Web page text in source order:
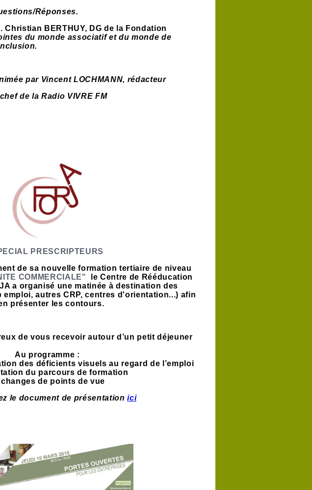
Réponses.
Christian BERTHUY, DG de la Fondation
du monde associatif et du monde de
par Vincent LOCHMANN, rédacteur
de la Radio VIVRE FM
PRESCRIPTEURS
de sa nouvelle formation tertiaire de niveau
COMMERCIALE"
le Centre de Rééducation
a organisé une matinée à destination des
autres CRP, centres d'orientation...) afin
présenter les contours.
de vous recevoir autour d’un petit déjeuner
Au programme :
des déficients visuels au regard de l’emploi
du parcours de formation
de points de vue
le document de présentationici